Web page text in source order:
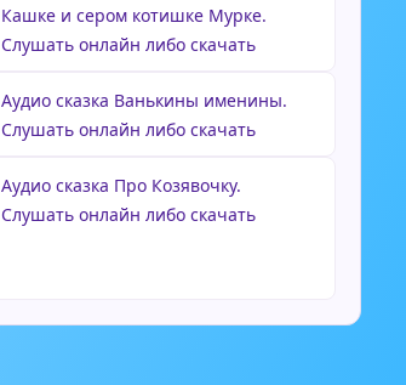
Кашке и сером котишке Мурке.
Слушать онлайн либо скачать
Аудио сказка Ванькины именины.
Слушать онлайн либо скачать
Аудио сказка Про Козявочку.
Слушать онлайн либо скачать